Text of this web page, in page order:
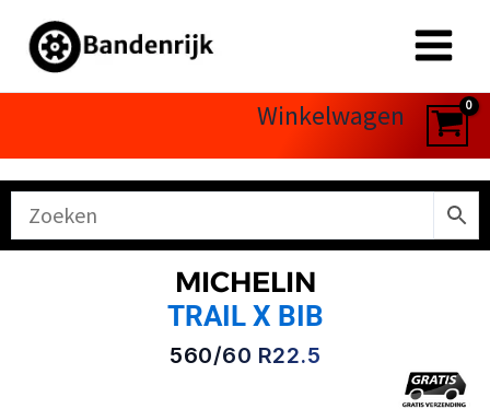
naar
Winkelwagen
MICHELIN
TRAIL X BIB
560/60 R22.5